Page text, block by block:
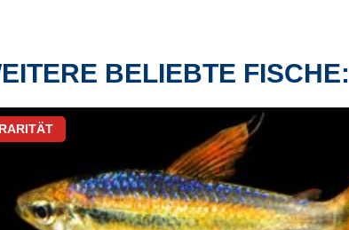
BELIEBTE FISCHE:
RARITÄT